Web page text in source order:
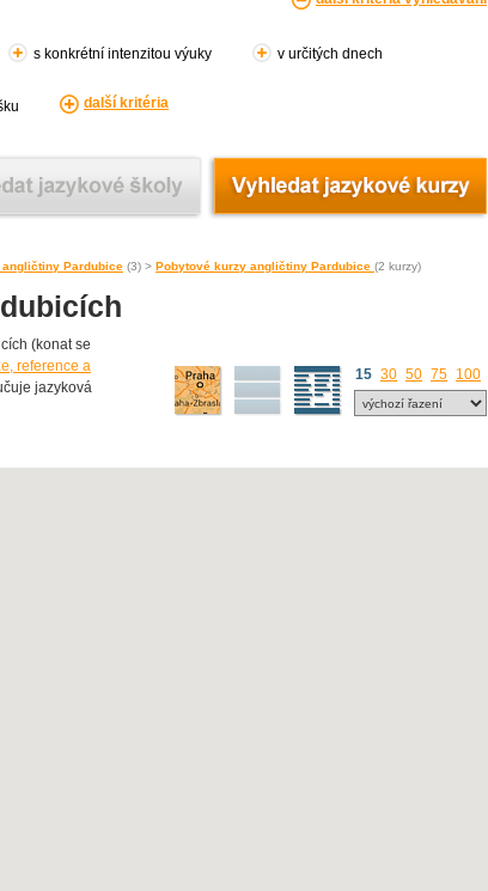
s konkrétní intenzitou výuky v určitých dnech
další kritéria
angličtiny Pardubice (3) > Pobytové kurzy angličtiny Pardubice (2 kurzy)
(konat se
reference a
jazyková
15 30 50 75 100